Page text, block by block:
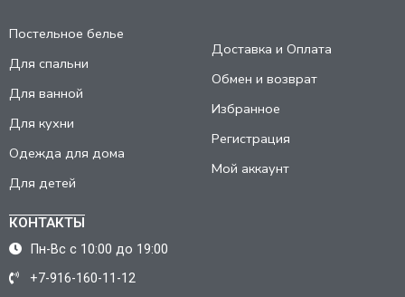
Постельное белье
Для спальни
Для ванной
Для кухни
Одежда для дома
Для детей
Доставка и Оплата
Обмен и возврат
Избранное
Регистрация
Мой аккаунт
КОНТАКТЫ
Пн-Вс с 10:00 до 19:00
+7-916-160-11-12